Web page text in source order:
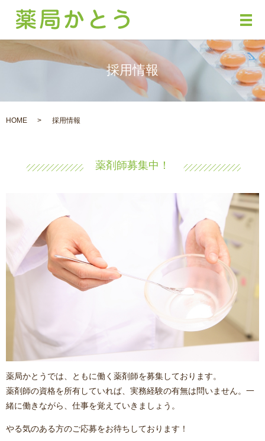
メ
採用情報
HOME 採用情報
薬剤師募集中！
薬局かとうでは、ともに働く薬剤師を募集しております。
薬剤師の資格を所有していれば、実務経験の有無は問いません。一
緒に働きながら、仕事を覚えていきましょう。
やる気のある方のご応募をお待ちしております！